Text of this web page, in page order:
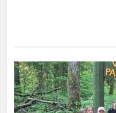
Gamtos
mokslų
pamoka